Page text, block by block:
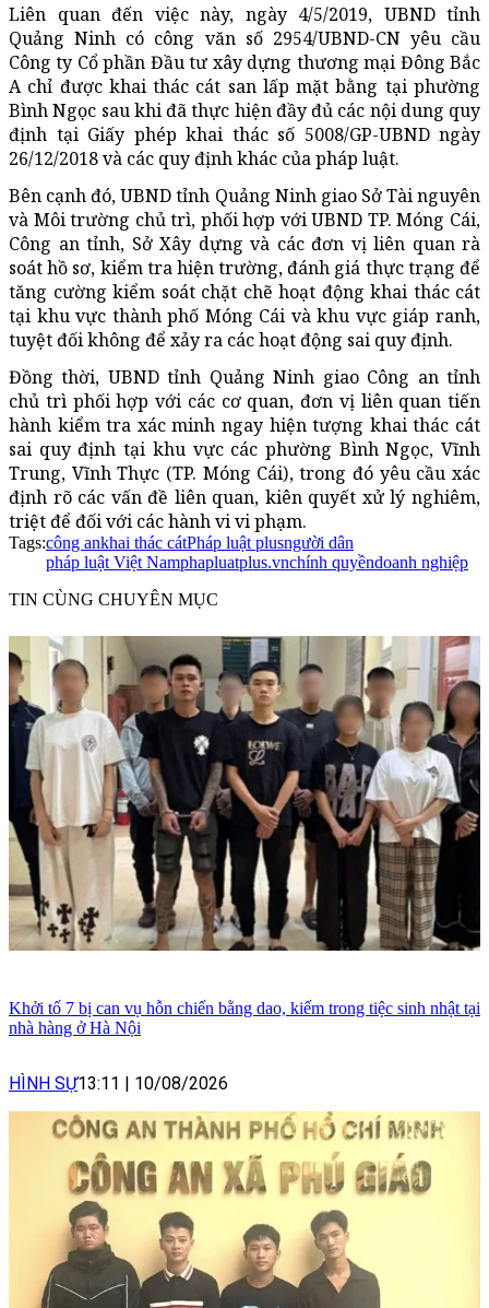
Liên quan đến việc này, ngày 4/5/2019, UBND tỉnh
Quảng Ninh có công văn số 2954/UBND-CN yêu cầu
Công ty Cổ phần Đầu tư xây dựng thương mại Đông Bắc
A chỉ được khai thác cát san lấp mặt bằng tại phường
Bình Ngọc sau khi đã thực hiện đầy đủ các nội dung quy
định tại Giấy phép khai thác số 5008/GP-UBND ngày
26/12/2018 và các quy định khác của pháp luật.
Bên cạnh đó, UBND tỉnh Quảng Ninh giao Sở Tài nguyên
và Môi trường chủ trì, phối hợp với UBND TP. Móng Cái,
Công an tỉnh, Sở Xây dựng và các đơn vị liên quan rà
soát hồ sơ, kiểm tra hiện trường, đánh giá thực trạng để
tăng cường kiểm soát chặt chẽ hoạt động khai thác cát
tại khu vực thành phố Móng Cái và khu vực giáp ranh,
tuyệt đối không để xảy ra các hoạt động sai quy định.
Đồng thời, UBND tỉnh Quảng Ninh giao Công an tỉnh
chủ trì phối hợp với các cơ quan, đơn vị liên quan tiến
hành kiểm tra xác minh ngay hiện tượng khai thác cát
sai quy định tại khu vực các phường Bình Ngọc, Vĩnh
Trung, Vĩnh Thực (TP. Móng Cái), trong đó yêu cầu xác
định rõ các vấn đề liên quan, kiên quyết xử lý nghiêm,
triệt để đối với các hành vi vi phạm.
Tags:công ankhai thác cátPháp luật plusngười dân
pháp luật Việt Namphapluatplus.vnchính quyềndoanh nghiệp
TIN CÙNG CHUYÊN MỤC
Khởi tố 7 bị can vụ hỗn chiến bằng dao, kiếm trong tiệc sinh nhật tại
nhà hàng ở Hà Nội
HÌNH SỰ13:11 | 10/08/2026